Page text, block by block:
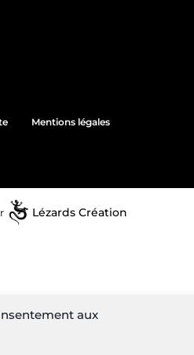
aux
Mentions légales
Lézards Création